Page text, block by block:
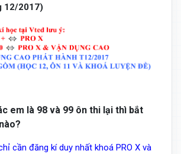
12/2017)
em là 98 và 99 ôn thi lại thì bắt
cần đăng kí duy nhất khoá PRO X và